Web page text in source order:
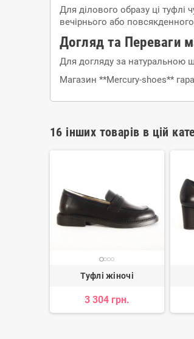
Для ділового образу ці
вечірнього або
Догляд та Переваги
Для догляду за натуральною
Магазин **Mercury-shoes**
16 інших товарів в цій
Туфлі жіночі
3 304 грн.